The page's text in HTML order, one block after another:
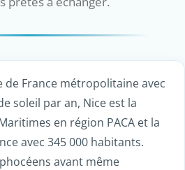
de France métropolitaine avec
soleil par an, Nice est la
en région PACA et la
avec 345 000 habitants.
avant même